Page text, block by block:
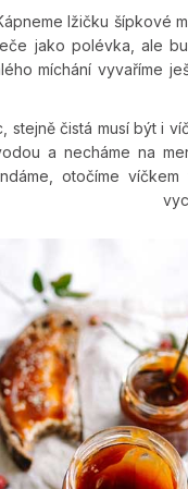
lžičku šípkové
jako polévka, ale
míchání vyvaříme
stejně čistá musí být i
a necháme na
otočíme víčkem